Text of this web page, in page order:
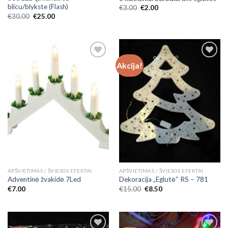
blicu/blykste (Flash)
€30.00 €25.00
€3.00 €2.00
APŠVIETIMAS / ŠVIESOS EFEKTAI
Adventinė žvakidė 7Led
€7.00
Akcija!
APŠVIETIMAS / ŠVIESOS EFEKTAI
Dekoracija „Eglutė“ RS – 781
€15.00 €8.50